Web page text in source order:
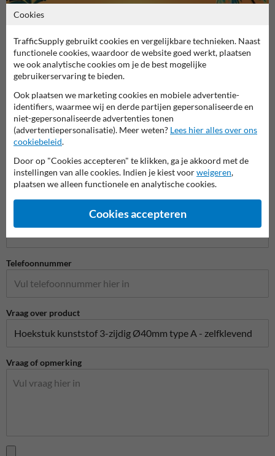
Stel je vraag aan Veiligheidsbord.nl
Naam*
Bedrijfsnaam
Telefoonnummer
Vraag over product
Vraag of opmerking
Cookies
TrafficSupply gebruikt cookies en vergelijkbare technieken. Naast
functionele cookies, waardoor de website goed werkt, plaatsen
we ook analytische cookies om je de best mogelijke
gebruikerservaring te bieden.
Ook plaatsen we marketing cookies en mobiele advertentie-
identifiers, waarmee wij en derde partijen gepersonaliseerde en
niet-gepersonaliseerde advertenties tonen
(advertentiepersonalisatie). Meer weten? Lees hier alles over ons
cookiebeleid.
Door op "Cookies accepteren" te klikken, ga je akkoord met de
instellingen van alle cookies. Indien je kiest voorweigeren,
plaatsen we alleen functionele en analytische cookies.
Cookies accepteren